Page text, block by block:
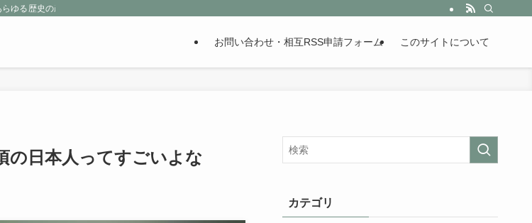
る歴史の産物に包まれる魅惑の世界を探求しよう。歴史が苦手な人も魅了するまとめサイトです。
お問い合わせ・相互RSS申請フォーム このサイトについて
の日本人ってすごいよな
カテゴリ